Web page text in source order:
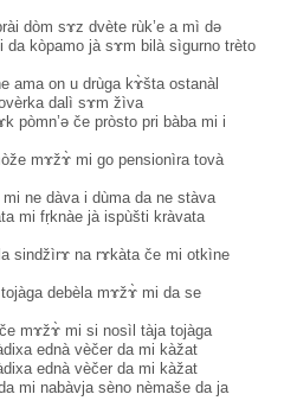
dòm sɤz dvète rùk’e a mì də
da kòpamo jà sɤm bilà sìgurno trèto
ama on u drùga kɤ̀šta ostanàl
dalì sɤm žìva
pòmn’ә če pròsto pri bàba mi i
mɤžɤ̀ mi go pensionìra tovà
ne dàva i dùma da ne stàva
mi fṛknàe jà ispùšti kràvata
sindžìrɤ na rɤkàta če mi otkìne
debèla mɤžɤ̀ mi da se
mɤžɤ̀ mi si nosìl tàja tojàga
ednà vèčer da mi kàžat
ednà vèčer da mi kàžat
mi nabàvja sèno nèmaše da ja